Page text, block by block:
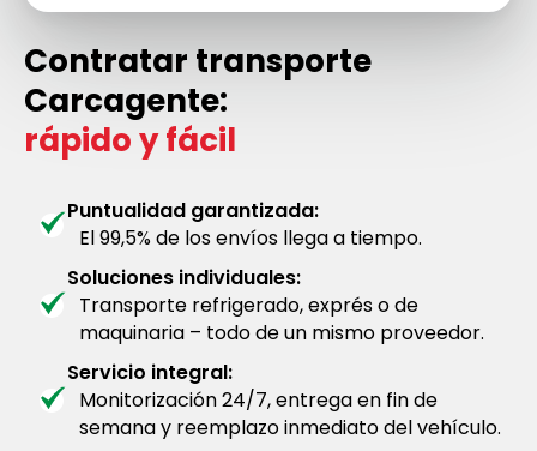
Contratar transporte
Carcagente:
rápido y fácil
Puntualidad garantizada:
El 99,5% de los envíos llega a tiempo.
Soluciones individuales:
Transporte refrigerado, exprés o de
maquinaria – todo de un mismo proveedor.
Servicio integral:
Monitorización 24/7, entrega en fin de
semana y reemplazo inmediato del vehículo.